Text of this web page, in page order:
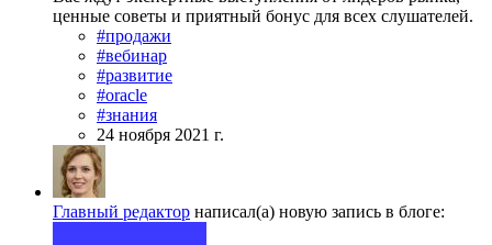
ценные советы и приятный бонус для всех слушателей.
#продажи
#вебинар
#развитие
#oracle
#знания
24 ноября 2021 г.
Главный редактор написал(а) новую запись в блоге: